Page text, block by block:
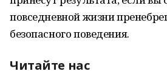
повседневной жизни
безопасного поведения.
Читайте нас